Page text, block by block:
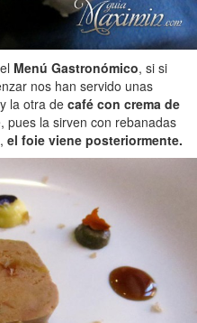
Menú Gastronómico, si si
nos han servido unas
y la otra de café con crema de
pues la sirven con rebanadas
el foie viene posteriormente.